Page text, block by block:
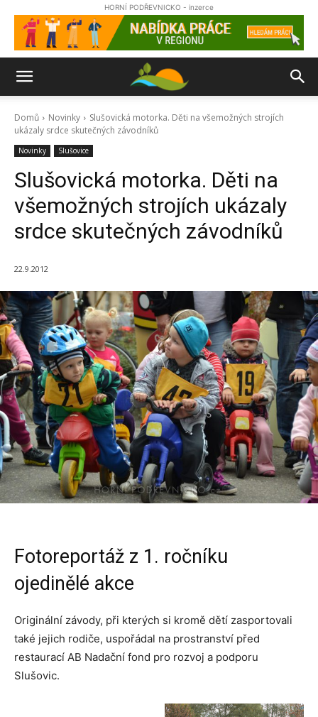
HORNÍ PODŘEVNICKO - inzerce
Domů Novinky
Slušovická motorka. Děti na všemožných strojích
ukázaly srdce skutečných závodníků
Novinky Slušovice
Slušovická motorka. Děti na
všemožných strojích ukázaly
srdce skutečných závodníků
22.9.2012
Fotoreportáž z 1. ročníku
ojedinělé akce
Originální závody, při kterých si kromě dětí zasportovali
také jejich rodiče, uspořádal na prostranství před
restaurací AB Nadační fond pro rozvoj a podporu
Slušovic.